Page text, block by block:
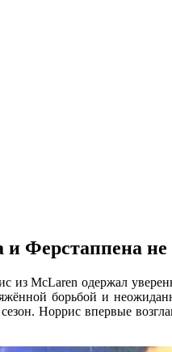
Ферстаппена не
McLaren одержал
борьбой и
Норрис впервые